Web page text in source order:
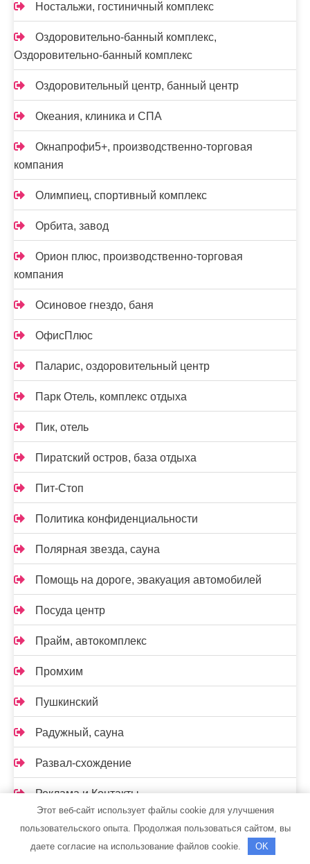
Ностальжи, гостиничный комплекс
Оздоровительно-банный комплекс,
Оздоровительно-банный комплекс
Оздоровительный центр, банный центр
Океания, клиника и СПА
Окнапрофи5+, производственно-торговая
компания
Олимпиец, спортивный комплекс
Орбита, завод
Орион плюс, производственно-торговая
компания
Осиновое гнездо, баня
ОфисПлюс
Паларис, оздоровительный центр
Парк Отель, комплекс отдыха
Пик, отель
Пиратский остров, база отдыха
Пит-Стоп
Политика конфиденциальности
Полярная звезда, сауна
Помощь на дороге, эвакуация автомобилей
Посуда центр
Прайм, автокомплекс
Промхим
Пушкинский
Радужный, сауна
Развал-схождение
Реклама и Контакты
Ремавто
Ремонт Авто52
Этот веб-сайт использует файлы cookie для улучшения
пользовательского опыта. Продолжая пользоваться сайтом, вы
даете согласие на использование файлов cookie.
OK